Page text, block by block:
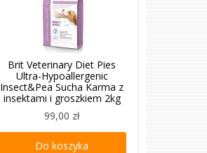
Brit Veterinary Diet Pies
Ultra-Hypoallergenic
Insect&Pea Sucha Karma z
insektami i groszkiem 2kg
99,00 zł
Do koszyka